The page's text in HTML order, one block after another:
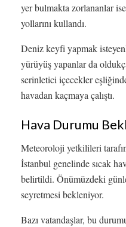
yer bulmakta zorlananlar
yollarını kullandı.
Deniz keyfi yapmak
yürüyüş yapanlar da
serinletici içecekler
havadan kaçmaya çalıştı.
Hava Durumu
Meteoroloji yetkilileri
İstanbul genelinde sıcak
belirtildi. Önümüzdeki
seyretmesi bekleniyor.
Bazı vatandaşlar, bu